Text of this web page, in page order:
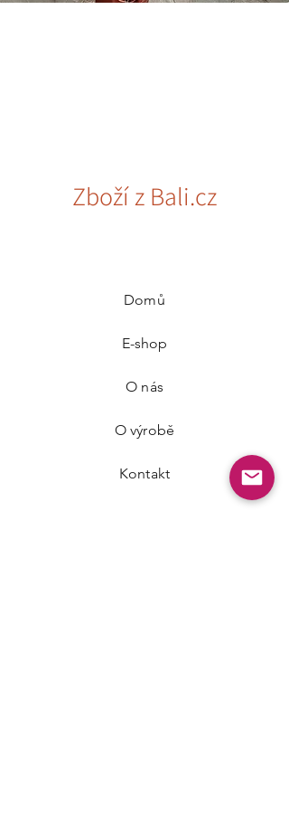
Zboží z Bali.cz
Domů
E-shop
O nás
O výrobě
Kontakt